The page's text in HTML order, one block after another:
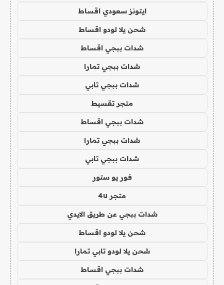
ايتونز سعودي اقساط
شحن يلا لودو اقساط
شدات ببجي اقساط
شدات ببجي تمارا
شدات ببجي تابي
متجر تقسيط
شدات ببجي اقساط
شدات ببجي تمارا
شدات ببجي تابي
فور يو ستور
متجر 4u
شدات ببجي عن طريق الايدي
شحن يلا لودو اقساط
شحن يلا لودو تابي تمارا
شدات ببجي اقساط